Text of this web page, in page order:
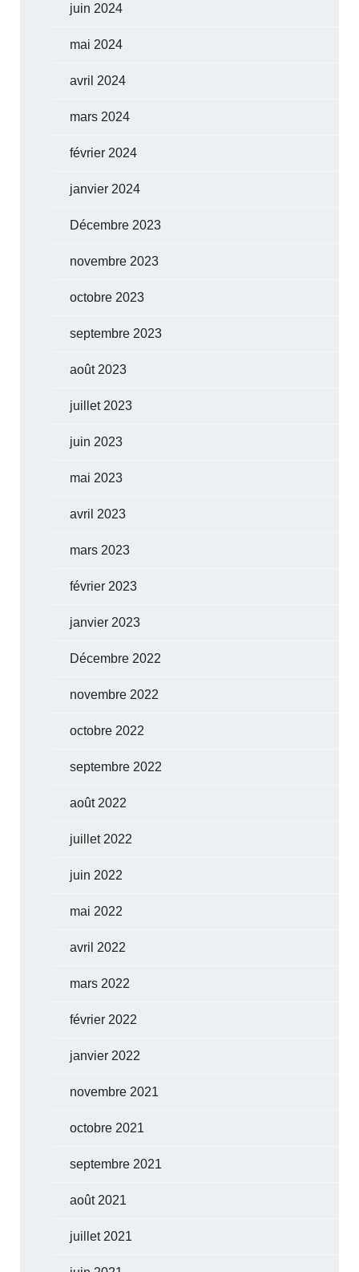
juin 2024
mai 2024
avril 2024
mars 2024
février 2024
janvier 2024
Décembre 2023
novembre 2023
octobre 2023
septembre 2023
août 2023
juillet 2023
juin 2023
mai 2023
avril 2023
mars 2023
février 2023
janvier 2023
Décembre 2022
novembre 2022
octobre 2022
septembre 2022
août 2022
juillet 2022
juin 2022
mai 2022
avril 2022
mars 2022
février 2022
janvier 2022
novembre 2021
octobre 2021
septembre 2021
août 2021
juillet 2021